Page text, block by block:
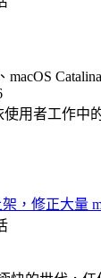
macOS
用者工作中
架，修正大量